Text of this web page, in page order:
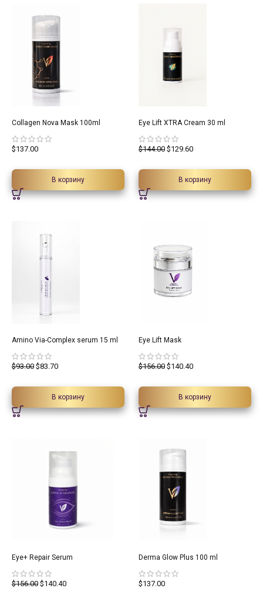
Collagen Nova Mask 100ml
$137.00
В корзину
10%
Eye Lift XTRA Cream 30 ml
$144.00 $129.60
В корзину
10%
Amino Via-Complex serum 15 ml
$93.00 $83.70
В корзину
10%
Eye Lift Mask
$156.00 $140.40
В корзину
10%
Eye+ Repair Serum
$156.00 $140.40
Derma Glow Plus 100 ml
$137.00